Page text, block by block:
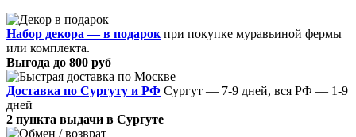
Набор декора — в подарок при покупке муравьиной фермы
или комплекта.
Выгода до 800 руб
Доставка по Сургуту и РФ Сургут — 7-9 дней, вся РФ — 1-9
дней
2 пункта выдачи в Сургуте